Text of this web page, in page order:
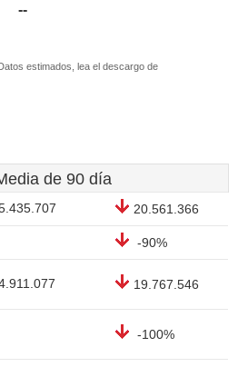
--
estimados, lea el descargo de
de 90 día
20.561.366
-90%
19.767.546
-100%